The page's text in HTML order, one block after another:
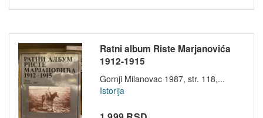
Ratni album Riste Marjanovića
1912-1915
Gornji Milanovac 1987, str. 118,...
Istorija